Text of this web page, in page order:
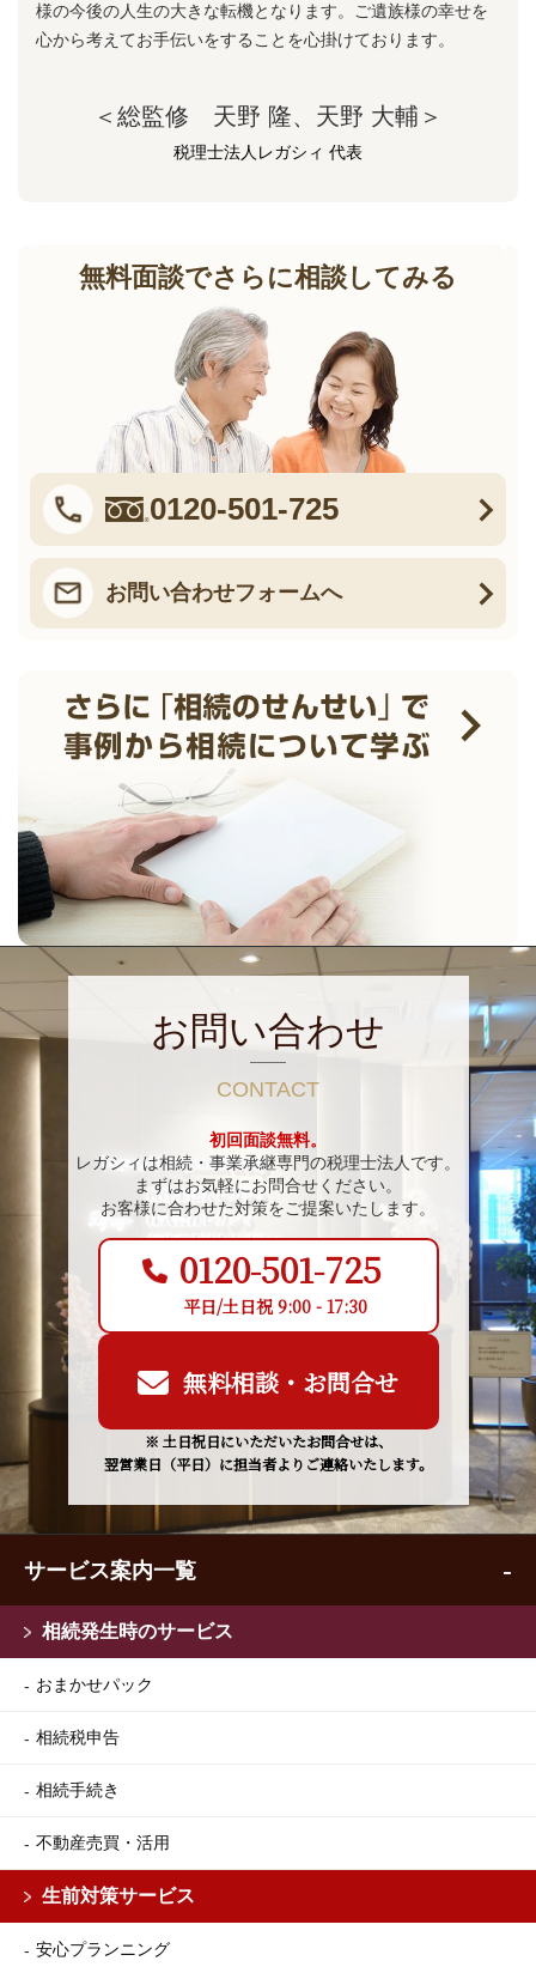
様の今後の人生の大きな転機となります。ご遺族様の幸せを
心から考えてお手伝いをすることを心掛けております。
＜総監修 天野 隆、天野 大輔＞
税理士法人レガシィ 代表
無料面談でさらに相談してみる
0120-501-725
お問い合わせフォームへ
お問い合わせ
CONTACT
初回面談無料。
レガシィは相続・事業承継専門の税理士法人です。
まずはお気軽にお問合せください。
お客様に合わせた対策をご提案いたします。
0120-501-725
平日/土日祝 9:00 - 17:30
無料相談・お問合せ
※ 土日祝日にいただいたお問合せは、
翌営業日（平日）に担当者よりご連絡いたします。
サービス案内一覧
相続発生時のサービス
おまかせパック
相続税申告
相続手続き
不動産売買・活用
生前対策サービス
安心プランニング